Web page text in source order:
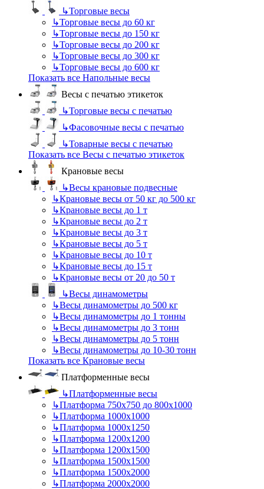
↳Торговые весы
↳Торговые весы до 60 кг
↳Торговые весы до 150 кг
↳Торговые весы до 200 кг
↳Торговые весы до 300 кг
↳Торговые весы до 600 кг
Показать все Напольные весы
Весы с печатью этикеток
↳Торговые весы с печатью
↳Фасовочные весы с печатью
↳Товарные весы с печатью
Показать все Весы с печатью этикеток
Крановые весы
↳Весы крановые подвесные
↳Крановые весы от 50 кг до 500 кг
↳Крановые весы до 1 т
↳Крановые весы до 2 т
↳Крановые весы до 3 т
↳Крановые весы до 5 т
↳Крановые весы до 10 т
↳Крановые весы до 15 т
↳Крановые весы от 20 до 50 т
↳Весы динамометры
↳Весы динамометры до 500 кг
↳Весы динамометры до 1 тонны
↳Весы динамометры до 3 тонн
↳Весы динамометры до 5 тонн
↳Весы динамометры до 10-30 тонн
Показать все Крановые весы
Платформенные весы
↳Платформенные весы
↳Платформа 750х750 до 800х1000
↳Платформа 1000х1000
↳Платформа 1000х1250
↳Платформа 1200х1200
↳Платформа 1200х1500
↳Платформа 1500х1500
↳Платформа 1500х2000
↳Платформа 2000х2000